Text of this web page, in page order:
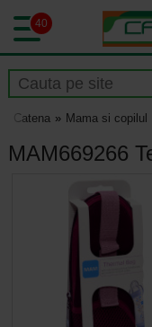
40
Catena Mama si copilul
MAM669266